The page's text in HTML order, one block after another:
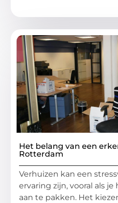
Het belang van een
Rotterdam
Verhuizen kan een
ervaring zijn, vooral als
aan te pakken. Het